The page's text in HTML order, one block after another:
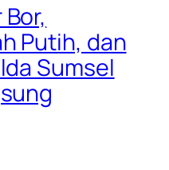
Putih, dan
Sumsel